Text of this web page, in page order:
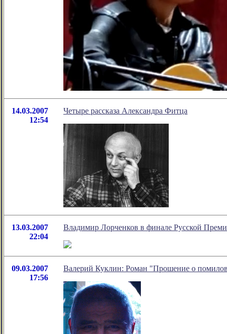
14.03.2007
12:54
Четыре рассказа Александра Фитца
13.03.2007
22:04
Владимир Лорченков в финале Русской
09.03.2007
17:56
Валерий Куклин: Роман "Прошение о